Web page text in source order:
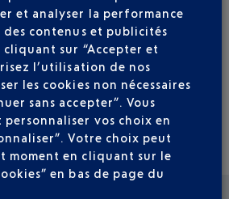
Vols par semaine,
DE JUIN À OCTOBRE
JEU
0
VEN
1
SAM
0
et analyser la performance
contenus et publicités
cliquant sur “Accepter et
l’utilisation de nos
les cookies non nécessaires
sans accepter”. Vous
vos choix en
Votre choix peut
moment en cliquant sur le
en bas de page du